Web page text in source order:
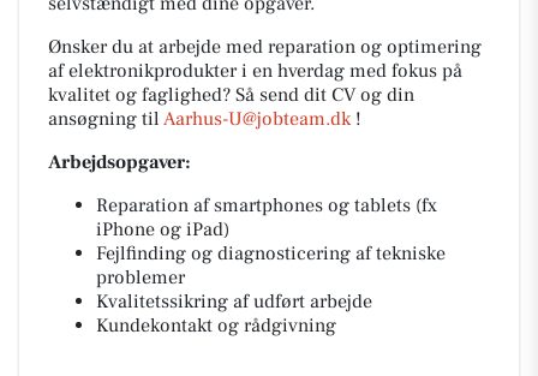
Ønsker du at arbejde med reparation og optimering
af elektronikprodukter i en hverdag med fokus på
kvalitet og faglighed? Så send dit CV og din
ansøgning til Aarhus-U@jobteam.dk!
Arbejdsopgaver:
Reparation af smartphones og tablets (fx
iPhone og iPad)
Fejlfinding og diagnosticering af tekniske
problemer
Kvalitetssikring af udført arbejde
Kundekontakt og rådgivning